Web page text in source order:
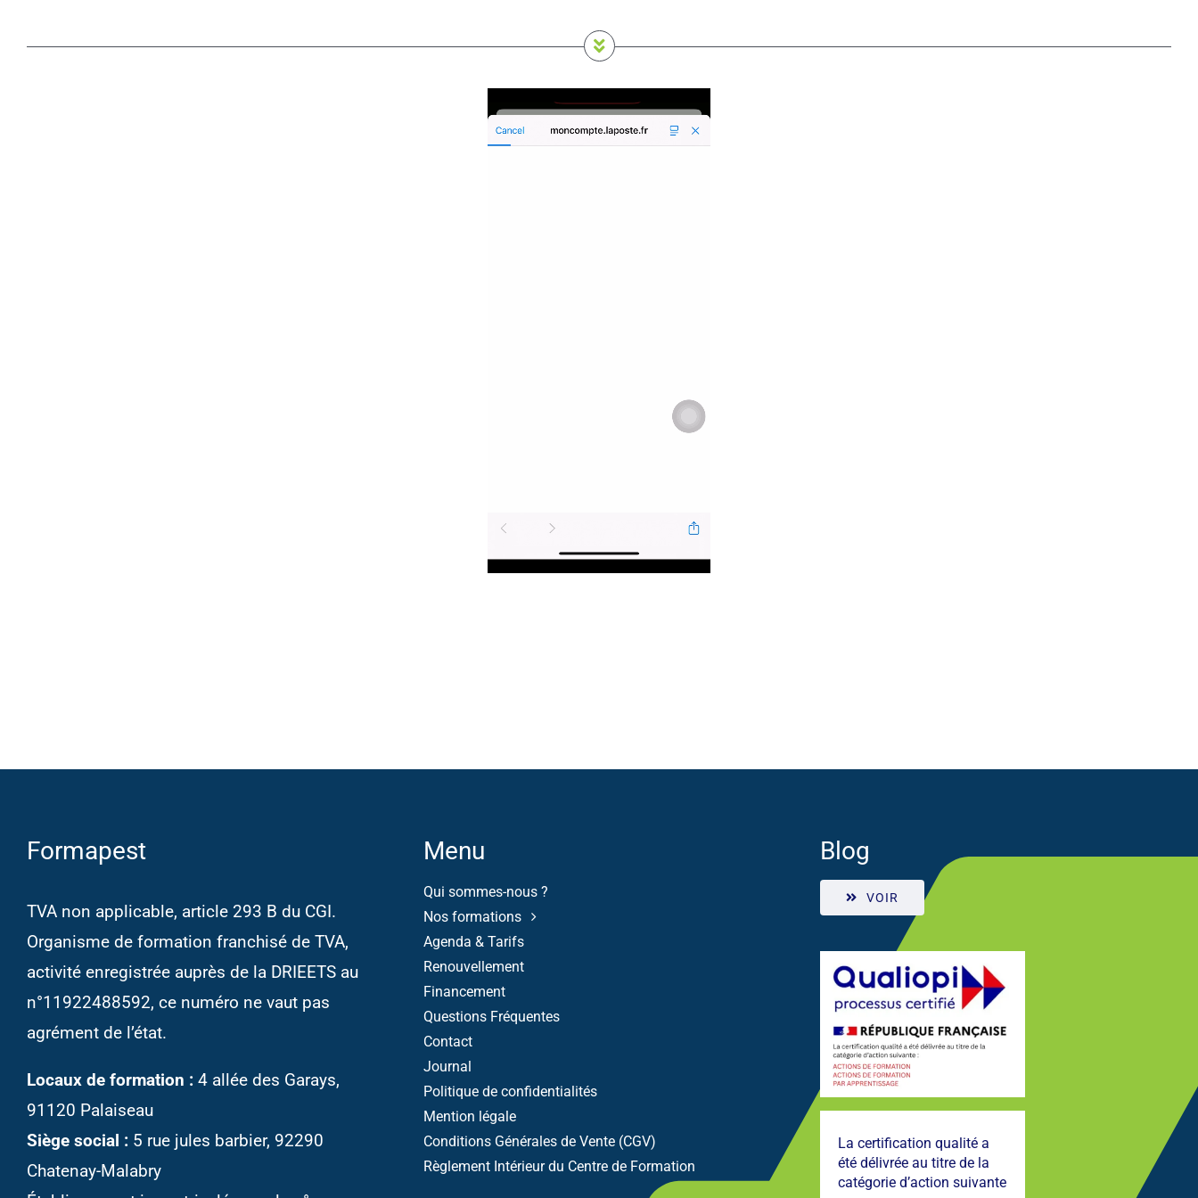
Formapest
TVA non applicable, article 293 B du CGI.
Organisme de formation franchisé de TVA,
activité enregistrée auprès de la DRIEETS au
n°11922488592, ce numéro ne vaut pas
agrément de l’état.
Locaux de formation :4 allée des Garays,
91120 Palaiseau
Siège social :5 rue jules barbier, 92290
Chatenay-Malabry
Menu
Qui sommes-nous ?
Nos formations
Agenda & Tarifs
Renouvellement
Financement
Questions Fréquentes
Contact
Journal
Politique de confidentialités
Mention légale
Conditions Générales de Vente (CGV)
Règlement Intérieur du Centre de Formation
Blog
VOIR
La certification qualité a
été délivrée au titre de la
catégorie d’action suivante